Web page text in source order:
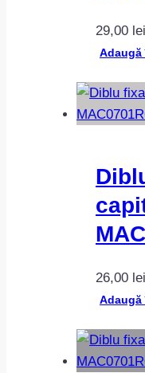
29,00 lei
26,00 lei